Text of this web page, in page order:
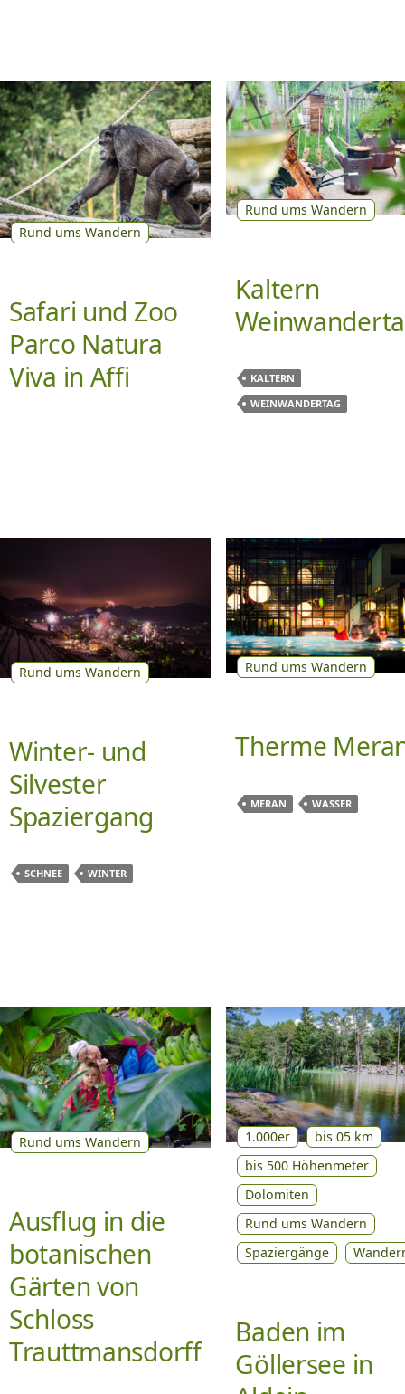
Rund ums Wandern
Safari und Zoo
Parco Natura
Viva in Affi
Rund ums Wandern
Kaltern
KALTERN
WEINWANDERTAG
Rund ums Wandern
Winter- und
Silvester
Spaziergang
SCHNEE WINTER
Rund ums Wandern
Therme
MERAN WASSER
Rund ums Wandern
Ausflug in die
botanischen
Gärten von
Schloss
Trauttmansdorff
1.000er
bis 05 km
bis 500 Höhenmeter
Dolomiten
Rund ums Wandern
Spaziergänge
Baden im
Göllersee in